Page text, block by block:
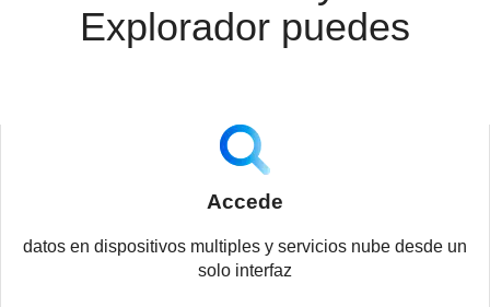
Explorador puedes
Accede
datos en dispositivos multiples y servicios nube desde un
solo interfaz